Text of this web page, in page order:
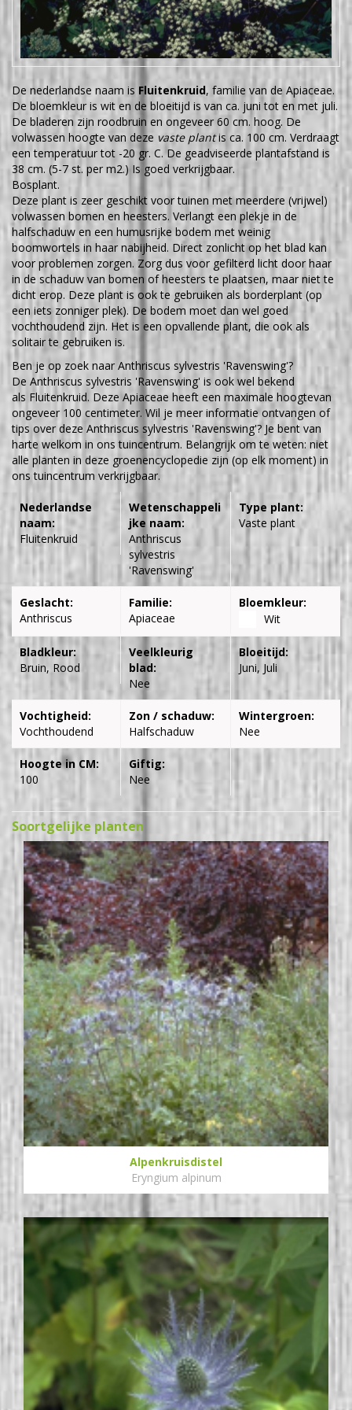
De nederlandse naam is Fluitenkruid, familie van de Apiaceae.
De bloemkleur is wit en de bloeitijd is van ca. juni tot en met juli.
De bladeren zijn roodbruin en ongeveer 60 cm. hoog. De
volwassen hoogte van deze vaste plantis ca. 100 cm. Verdraagt
een temperatuur tot -20 gr. C. De geadviseerde plantafstand is
38 cm. (5-7 st. per m2.) Is goed verkrijgbaar.
Bosplant.
Deze plant is zeer geschikt voor tuinen met meerdere (vrijwel)
volwassen bomen en heesters. Verlangt een plekje in de
halfschaduw en een humusrijke bodem met weinig
boomwortels in haar nabijheid. Direct zonlicht op het blad kan
voor problemen zorgen. Zorg dus voor gefilterd licht door haar
in de schaduw van bomen of heesters te plaatsen, maar niet te
dicht erop. Deze plant is ook te gebruiken als borderplant (op
een iets zonniger plek). De bodem moet dan wel goed
vochthoudend zijn. Het is een opvallende plant, die ook als
solitair te gebruiken is.
Ben je op zoek naar Anthriscus sylvestris 'Ravenswing'?
De Anthriscus sylvestris 'Ravenswing' is ook wel bekend
als Fluitenkruid. Deze Apiaceae heeft een maximale hoogtevan
ongeveer 100 centimeter. Wil je meer informatie ontvangen of
tips over deze Anthriscus sylvestris 'Ravenswing'? Je bent van
harte welkom in ons tuincentrum. Belangrijk om te weten: niet
alle planten in deze groenencyclopedie zijn (op elk moment) in
ons tuincentrum verkrijgbaar.
Nederlandse
naam:
Fluitenkruid
Wetenschappeli
jke naam:
Anthriscus
sylvestris
'Ravenswing'
Type plant:
Vaste plant
Geslacht:
Anthriscus
Familie:
Apiaceae
Bloemkleur:
Wit
Bladkleur:
Bruin, Rood
Veelkleurig
blad:
Nee
Bloeitijd:
Juni, Juli
Vochtigheid:
Vochthoudend
Zon / schaduw:
Halfschaduw
Wintergroen:
Nee
Hoogte in CM:
100
Giftig:
Nee
Soortgelijke planten
Alpenkruisdistel
Eryngium alpinum